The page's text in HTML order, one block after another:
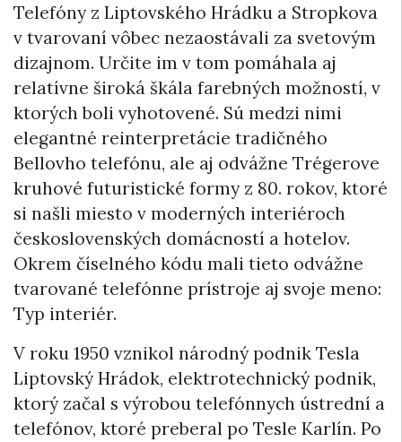
Telefóny z Liptovského Hrádku a Stropkova
v tvarovaní vôbec nezaostávali za svetovým
dizajnom. Určite im v tom pomáhala aj
relatívne široká škála farebných možností, v
ktorých boli vyhotovené. Sú medzi nimi
elegantné reinterpretácie tradičného
Bellovho telefónu, ale aj odvážne Trégerove
kruhové futuristické formy z 80. rokov, ktoré
si našli miesto v moderných interiéroch
československých domácností a hotelov.
Okrem číselného kódu mali tieto odvážne
tvarované telefónne prístroje aj svoje meno:
Typ interiér.
V roku 1950 vznikol národný podnik Tesla
Liptovský Hrádok, elektrotechnický podnik,
ktorý začal s výrobou telefónnych ústrední a
telefónov, ktoré preberal po Tesle Karlín. Po